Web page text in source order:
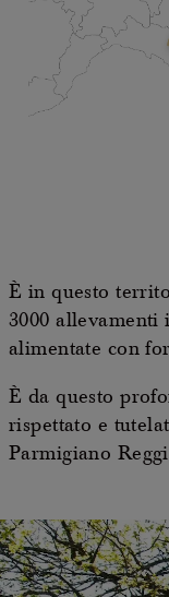
È in questo
3000 allevamenti
alimentate con
È da questo
rispettato e
Parmigiano